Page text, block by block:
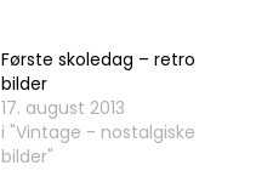
Første skoledag – retro
bilder
17. august 2013
i "Vintage - nostalgiske
bilder"